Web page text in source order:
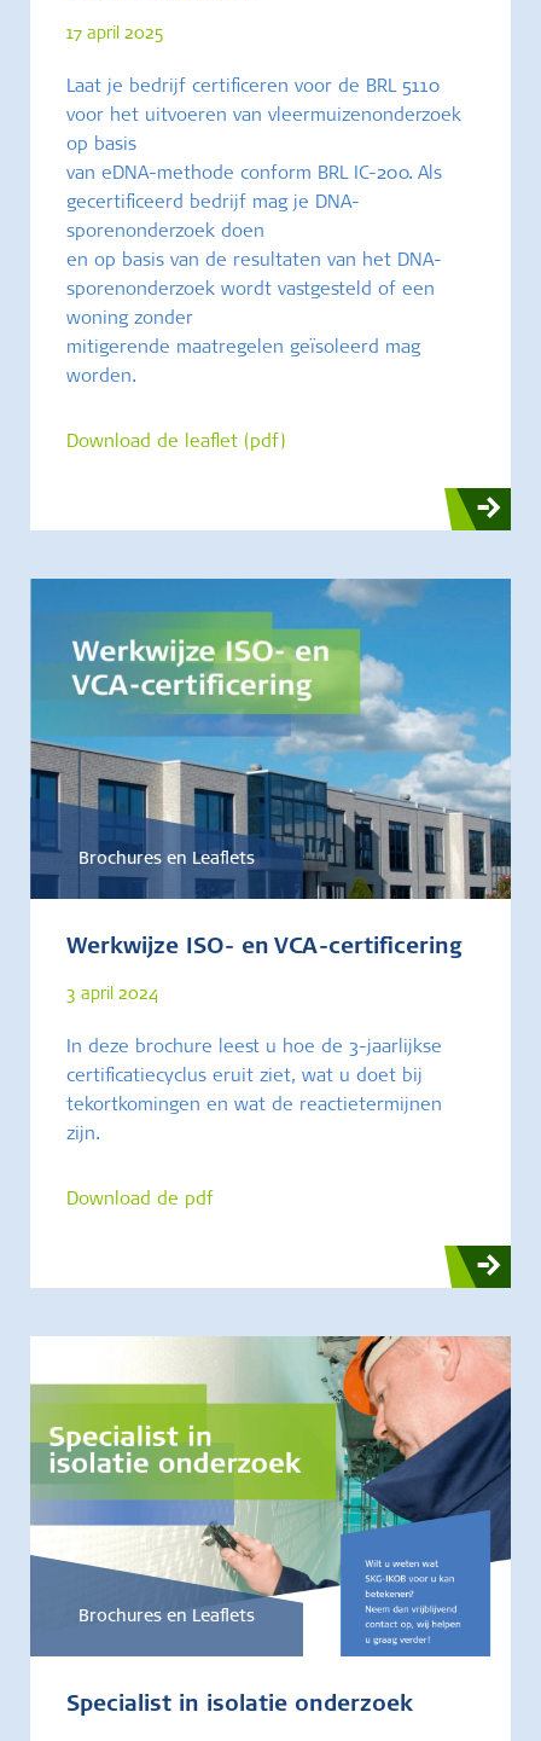
17 april 2025
Laat je bedrijf certificeren voor de BRL 5110
voor het uitvoeren van vleermuizenonderzoek
op basis
van eDNA-methode conform BRL IC-200. Als
gecertificeerd bedrijf mag je DNA-
sporenonderzoek doen
en op basis van de resultaten van het DNA-
sporenonderzoek wordt vastgesteld of een
woning zonder
mitigerende maatregelen geïsoleerd mag
worden.
Download de leaflet (pdf)
Brochures en Leaflets
Werkwijze ISO- en VCA-certificering
3 april 2024
In deze brochure leest u hoe de 3-jaarlijkse
certificatiecyclus eruit ziet, wat u doet bij
tekortkomingen en wat de reactietermijnen
zijn.
Download de pdf
Brochures en Leaflets
Specialist in isolatie onderzoek